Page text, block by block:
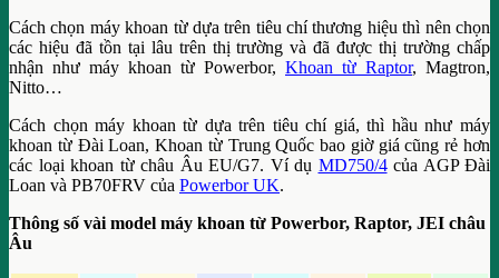
Cách chọn máy khoan từ dựa trên tiêu chí thương hiệu thì nên chọn
các hiệu đã tồn tại lâu trên thị trường và đã được thị trường chấp
nhận như máy khoan từ Powerbor, Khoan từ Raptor, Magtron,
Nitto…
Cách chọn máy khoan từ dựa trên tiêu chí giá, thì hầu như máy
khoan từ Đài Loan, Khoan từ Trung Quốc bao giờ giá cũng rẻ hơn
các loại khoan từ châu Âu EU/G7. Ví dụ MD750/4của AGP Đài
Loan và PB70FRV của Powerbor UK.
Thông số vài model máy khoan từ Powerbor, Raptor, JEI châu
Âu